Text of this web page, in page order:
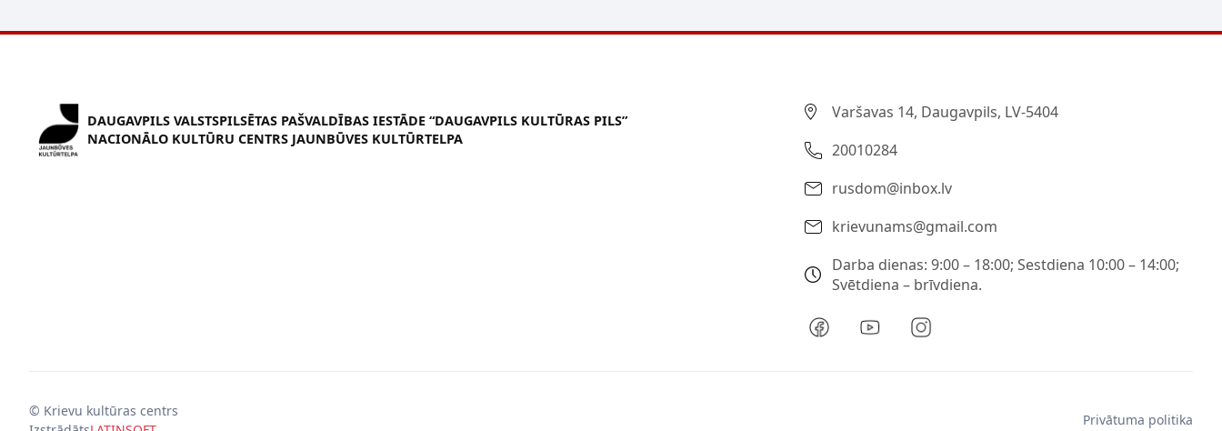
DAUGAVPILS VALSTSPILSĒTAS PAŠVALDĪBAS IESTĀDE “DAUGAVPILS KULTŪRAS PILS”
NACIONĀLO KULTŪRU CENTRS JAUNBŪVES KULTŪRTELPA
Varšavas 14, Daugavpils, LV-5404
20010284
rusdom@inbox.lv
krievunams@gmail.com
Darba dienas: 9:00 – 18:00; Sestdiena 10:00 – 14:00;
Svētdiena – brīvdiena.
© Krievu kultūras centrs
Privātuma politika